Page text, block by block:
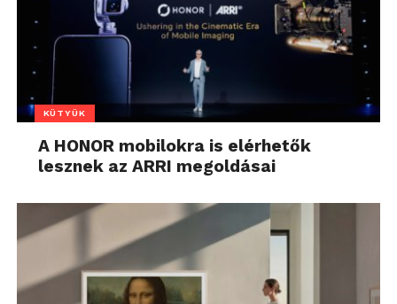
KÜTYÜK
A HONOR mobilokra is elérhetők
lesznek az ARRI megoldásai